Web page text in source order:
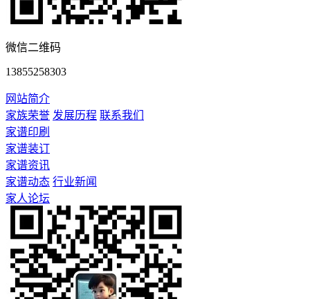
微信二维码
13855258303
网站简介
家族荣誉 发展历程 联系我们
家谱印刷
家谱装订
家谱资讯
家谱动态 行业新闻
家人论坛